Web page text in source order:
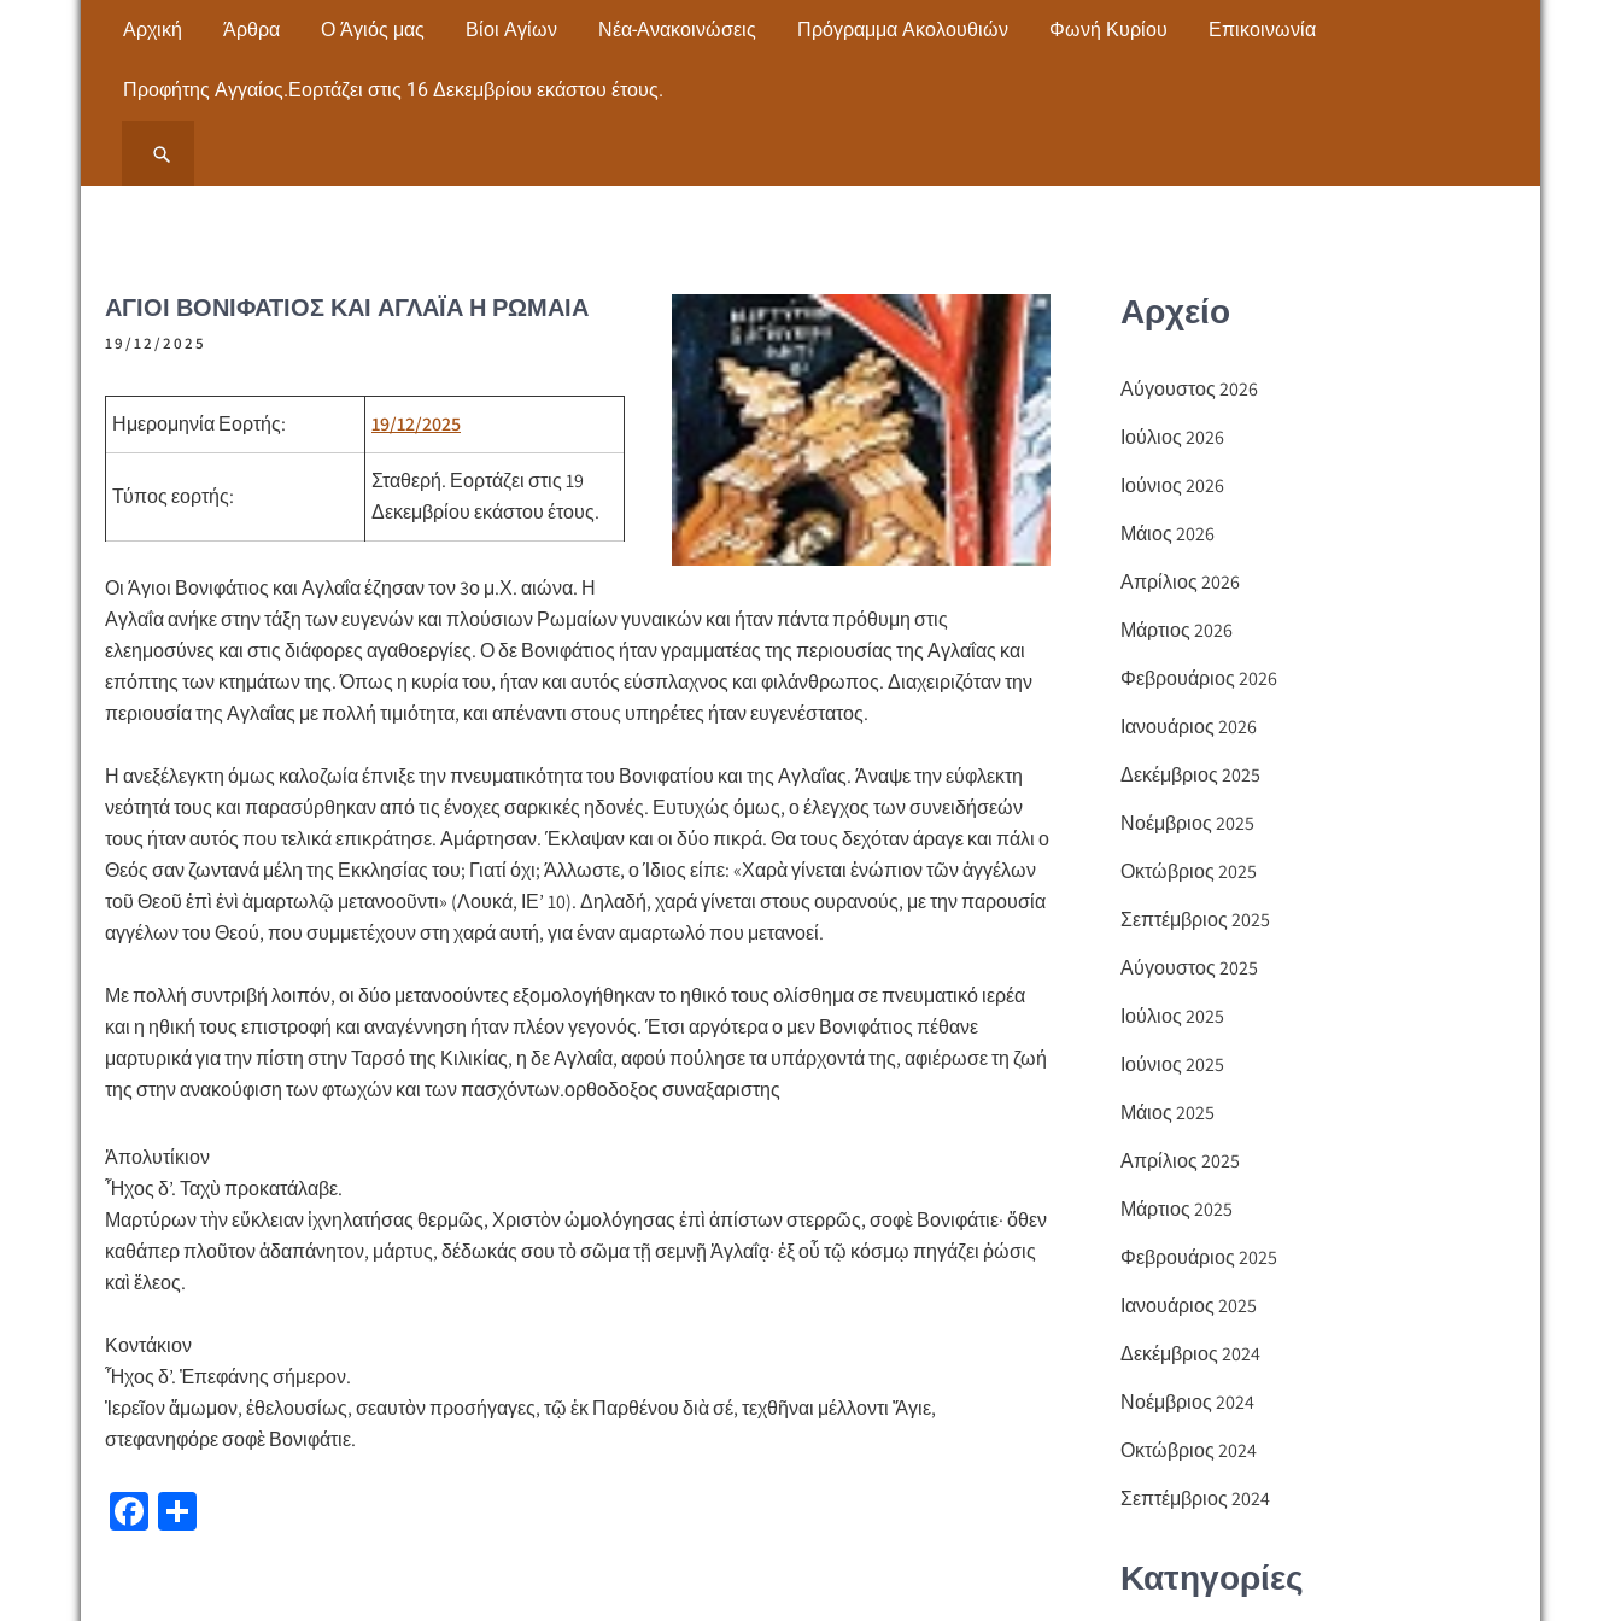
Αρχική Άρθρα Ο Άγιός μας Βίοι Αγίων Νέα-Ανακοινώσεις Πρόγραμμα Ακολουθιών Φωνή Κυρίου Επικοινωνία
Προφήτης Αγγαίος.Εορτάζει στις 16 Δεκεμβρίου εκάστου έτους.
ΝΕΩΝ ΜΟΥΔΑΝΙΩΝ
ΧΑΛΚΙΔΙΚΗΣ
ΆΓΙΟΙ ΒΟΝΙΦΆΤΙΟΣ ΚΑΙ ΑΓΛΑΪ́Α Η ΡΩΜΑΊΑ
19/12/2025
Ημερομηνία Εορτής: 19/12/2025
Τύπος εορτής:
Σταθερή. Εορτάζει στις 19
Δεκεμβρίου εκάστου έτους.
Οι Άγιοι Βονιφάτιος και Αγλαΐα έζησαν τον 3ο μ.Χ. αιώνα. Η
Αγλαΐα ανήκε στην τάξη των ευγενών και πλούσιων Ρωμαίων γυναικών και ήταν πάντα πρόθυμη στις
ελεημοσύνες και στις διάφορες αγαθοεργίες. Ο δε Βονιφάτιος ήταν γραμματέας της περιουσίας της Αγλαΐας και
επόπτης των κτημάτων της. Όπως η κυρία του, ήταν και αυτός εύσπλαχνος και φιλάνθρωπος. Διαχειριζόταν την
περιουσία της Αγλαΐας με πολλή τιμιότητα, και απέναντι στους υπηρέτες ήταν ευγενέστατος.
Η ανεξέλεγκτη όμως καλοζωία έπνιξε την πνευματικότητα του Βονιφατίου και της Αγλαΐας. Άναψε την εύφλεκτη
νεότητά τους και παρασύρθηκαν από τις ένοχες σαρκικές ηδονές. Ευτυχώς όμως, ο έλεγχος των συνειδήσεών
τους ήταν αυτός που τελικά επικράτησε. Αμάρτησαν. Έκλαψαν και οι δύο πικρά. Θα τους δεχόταν άραγε και πάλι ο
Θεός σαν ζωντανά μέλη της Εκκλησίας του; Γιατί όχι; Άλλωστε, ο Ίδιος είπε: «Χαρὰ γίνεται ἐνώπιον τῶν ἀγγέλων
τοῦ Θεοῦ ἐπὶ ἐνὶ ἁμαρτωλῷ μετανοοῦντι» (Λουκά, ΙΕ’ 10). Δηλαδή, χαρά γίνεται στους ουρανούς, με την παρουσία
αγγέλων του Θεού, που συμμετέχουν στη χαρά αυτή, για έναν αμαρτωλό που μετανοεί.
Με πολλή συντριβή λοιπόν, οι δύο μετανοούντες εξομολογήθηκαν το ηθικό τους ολίσθημα σε πνευματικό ιερέα
και η ηθική τους επιστροφή και αναγέννηση ήταν πλέον γεγονός. Έτσι αργότερα ο μεν Βονιφάτιος πέθανε
μαρτυρικά για την πίστη στην Ταρσό της Κιλικίας, η δε Αγλαΐα, αφού πούλησε τα υπάρχοντά της, αφιέρωσε τη ζωή
της στην ανακούφιση των φτωχών και των πασχόντων.ορθοδοξος συναξαριστης
Ἀπολυτίκιον
Ἦχος δ’. Ταχὺ προκατάλαβε.
Μαρτύρων τὴν εὔκλειαν ἰχνηλατήσας θερμῶς, Χριστὸν ὡμολόγησας ἐπὶ ἀπίστων στερρῶς, σοφὲ Βονιφάτιε· ὅθεν
καθάπερ πλοῦτον ἀδαπάνητον, μάρτυς, δέδωκάς σου τὸ σῶμα τῇ σεμνῇ Ἀγλαΐᾳ· ἐξ οὗ τῷ κόσμῳ πηγάζει ῥώσις
καὶ ἔλεος.
Κοντάκιον
Ἦχος δ’. Ἐπεφάνης σήμερον.
Ἱερεῖον ἄμωμον, ἐθελουσίως, σεαυτὸν προσήγαγες, τῷ ἐκ Παρθένου διὰ σέ, τεχθῆναι μέλλοντι Ἅγιε,
στεφανηφόρε σοφὲ Βονιφάτιε.
Fa
Αρχείο
Αύγουστος 2026
Ιούλιος 2026
Ιούνιος 2026
Μάιος 2026
Απρίλιος 2026
Μάρτιος 2026
Φεβρουάριος 2026
Ιανουάριος 2026
Δεκέμβριος 2025
Νοέμβριος 2025
Οκτώβριος 2025
Σεπτέμβριος 2025
Αύγουστος 2025
Ιούλιος 2025
Ιούνιος 2025
Μάιος 2025
Απρίλιος 2025
Μάρτιος 2025
Φεβρουάριος 2025
Ιανουάριος 2025
Δεκέμβριος 2024
Νοέμβριος 2024
Οκτώβριος 2024
Σεπτέμβριος 2024
Κατηγορίες